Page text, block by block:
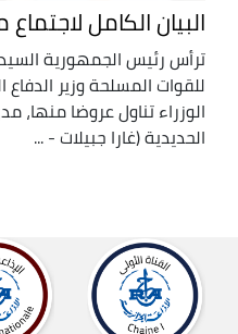
البيان الكامل لاجتماع
ترأس رئيس الجمهورية السيد
للقوات المسلحة وزير الدفاع
الوزراء تناول عروضا منها،
الحديدية (غارا جبيلات - ...